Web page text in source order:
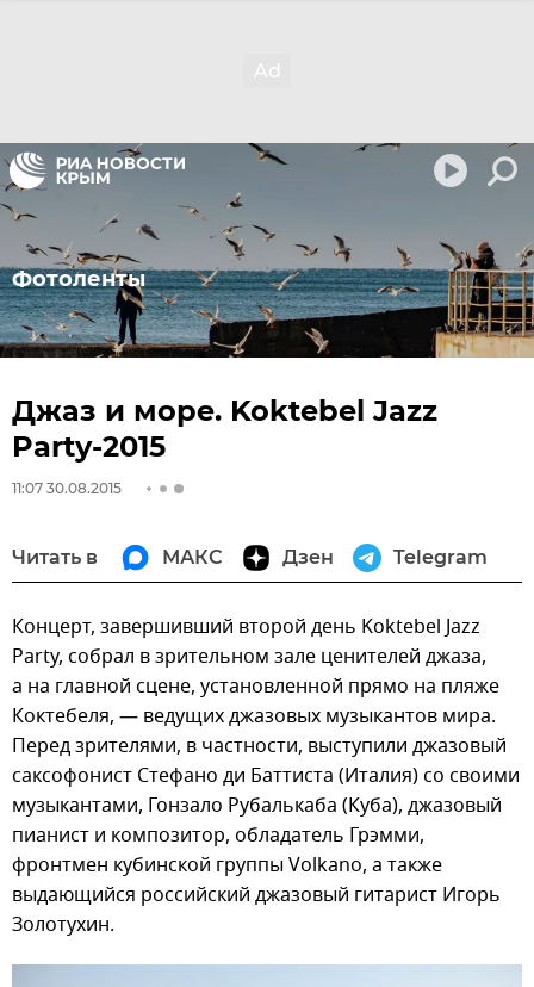
Фотоленты
Джаз и море. Koktebel Jazz
Party-2015
11:07 30.08.2015
Читать в МАКС Дзен Telegram
Концерт, завершивший второй день Koktebel Jazz
Party, собрал в зрительном зале ценителей джаза,
а на главной сцене, установленной прямо на пляже
Коктебеля, — ведущих джазовых музыкантов мира.
Перед зрителями, в частности, выступили джазовый
саксофонист Стефано ди Баттиста (Италия) со своими
музыкантами, Гонзало Рубалькаба (Куба), джазовый
пианист и композитор, обладатель Грэмми,
фронтмен кубинской группы Volkano, а также
выдающийся российский джазовый гитарист Игорь
Золотухин.